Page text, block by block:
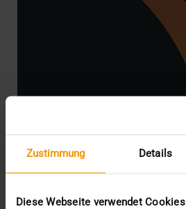
Zustimmung Details
Diese Webseite verwendet Cookies
08.07.2025